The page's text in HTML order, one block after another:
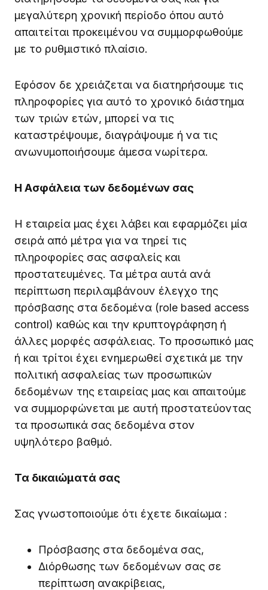
μεγαλύτερη χρονική περίοδο όπου αυτό
απαιτείται προκειμένου να συμμορφωθούμε
με το ρυθμιστικό πλαίσιο.
Εφόσον δε χρειάζεται να διατηρήσουμε τις
πληροφορίες για αυτό το χρονικό διάστημα
των τριών ετών, μπορεί να τις
καταστρέψουμε, διαγράψουμε ή να τις
ανωνυμοποιήσουμε άμεσα νωρίτερα.
Η Ασφάλεια των δεδομένων σας
Η εταιρεία μας έχει λάβει και εφαρμόζει μία
σειρά από μέτρα για να τηρεί τις
πληροφορίες σας ασφαλείς και
προστατευμένες. Τα μέτρα αυτά ανά
περίπτωση περιλαμβάνουν έλεγχο της
πρόσβασης στα δεδομένα (role based access
control) καθώς και την κρυπτογράφηση ή
άλλες μορφές ασφάλειας. Το προσωπικό μας
ή και τρίτοι έχει ενημερωθεί σχετικά με την
πολιτική ασφαλείας των προσωπικών
δεδομένων της εταιρείας μας και απαιτούμε
να συμμορφώνεται με αυτή προστατεύοντας
τα προσωπικά σας δεδομένα στον
υψηλότερο βαθμό.
Τα δικαιώματά σας
Σας γνωστοποιούμε ότι έχετε δικαίωμα :
Πρόσβασης στα δεδομένα σας,
Διόρθωσης των δεδομένων σας σε
περίπτωση ανακρίβειας,